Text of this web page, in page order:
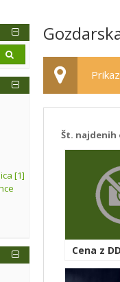
[1]
Št. najdenih
Cena z